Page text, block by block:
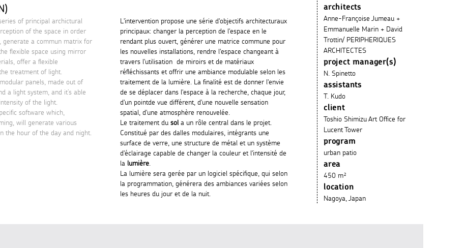
of principal archictural
of the space in order
generate a commun matrix for
flexible space using mirror
offer a flexible
treatment of light.
panels, made out of
a light system, and it’s able
of the light.
software which,
will generate various
the hour of the day and night.
L'intervention propose une série d'objectifs architecturaux
principaux: changer la perception de l'espace en le
rendant plus ouvert, générer une matrice commune pour
les nouvelles installations, rendre l'espace changeant à
travers l'utilisation de miroirs et de matériaux
réfléchissants et offrir une ambiance modulable selon les
traitement de la lumière. La finalité est de donner l'envie
de se déplacer dans l'espace à la recherche, chaque jour,
d'un pointde vue différent, d'une nouvelle sensation
spatial, d'une atmosphère renouvelée.
Le traitement dusola un rôle central dans le projet.
Constitué par des dalles modulaires, intégrants une
surface de verre, une structure de métal et un système
d'éclairage capable de changer la couleur et l'intensité de
la lumière.
La lumière sera gerée par un logiciel spécifique, qui selon
la programmation, générera des ambiances variées selon
les heures du jour et de la nuit.
architects
Anne-Françoise Jumeau +
Emmanuelle Marin + David
Trottin/ PERIPHERIQUES
ARCHITECTES
project manager(s)
N. Spinetto
assistants
T. Kudo
client
Toshio Shimizu Art Office for
Lucent Tower
program
urban patio
area
450 m²
location
Nagoya, Japan